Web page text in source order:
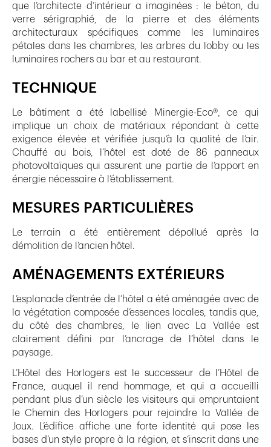
que l’architecte d’intérieur a imaginées : le béton, du
verre sérigraphié, de la pierre et des éléments
architecturaux spécifiques comme les luminaires
pétales dans les chambres, les arbres du lobby ou les
luminaires rochers au bar et au restaurant.
TECHNIQUE
Le bâtiment a été labellisé Minergie-Eco®, ce qui
implique un choix de matériaux répondant à cette
exigence élevée et vérifiée jusqu’à la qualité de l’air.
Chauffé au bois, l’hôtel est doté de 86 panneaux
photovoltaïques qui assurent une partie de l’apport en
énergie nécessaire à l’établissement.
MESURES PARTICULIÈRES
Le terrain a été entièrement dépollué après la
démolition de l’ancien hôtel.
AMÉNAGEMENTS EXTÉRIEURS
L’esplanade d’entrée de l’hôtel a été aménagée avec de
la végétation composée d’essences locales, tandis que,
du côté des chambres, le lien avec La Vallée est
clairement défini par l’ancrage de l’hôtel dans le
paysage.
L’Hôtel des Horlogers est le successeur de l’Hôtel de
France, auquel il rend hommage, et qui a accueilli
pendant plus d’un siècle les visiteurs qui empruntaient
le Chemin des Horlogers pour rejoindre la Vallée de
Joux. L’édifice affiche une forte identité qui pose les
bases d’un style propre à la région, et s’inscrit dans une